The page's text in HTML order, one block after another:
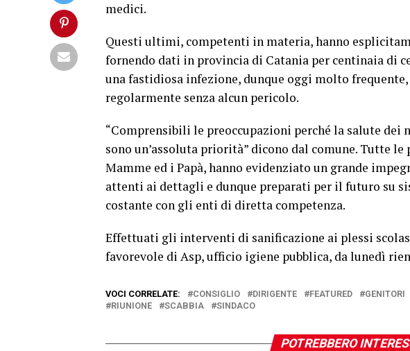
medici.
Questi ultimi, competenti in materia, hanno
fornendo dati in provincia di Catania per centinaia di
una fastidiosa infezione, dunque oggi molto
regolarmente senza alcun pericolo.
“Comprensibili le preoccupazioni perché la salute dei
sono un’assoluta priorità” dicono dal comune. Tutte
Mamme ed i Papà, hanno evidenziato un grande
attenti ai dettagli e dunque preparati per il futuro su
costante con gli enti di diretta competenza.
Effettuati gli interventi di sanificazione ai plessi
favorevole di Asp, ufficio igiene pubblica, da lunedì
VOCI CORRELATE: CONSIGLIO DIRIGENTE FEATURED GENITORI
RIUNIONE
SCABBIA SINDACO
POTREBBERO